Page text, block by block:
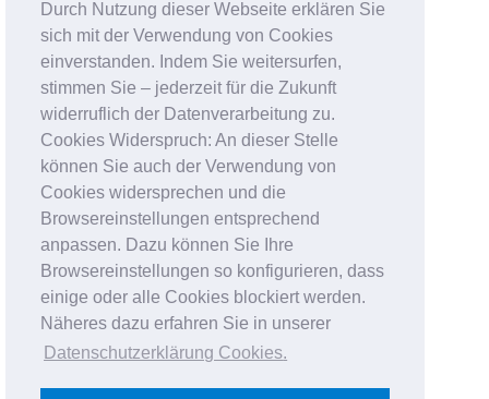
Durch Nutzung dieser Webseite erklären Sie
sich mit der Verwendung von Cookies
einverstanden. Indem Sie weitersurfen,
stimmen Sie – jederzeit für die Zukunft
widerruflich der Datenverarbeitung zu.
Cookies Widerspruch: An dieser Stelle
können Sie auch der Verwendung von
Cookies widersprechen und die
Browsereinstellungen entsprechend
anpassen. Dazu können Sie Ihre
Browsereinstellungen so konfigurieren, dass
einige oder alle Cookies blockiert werden.
Näheres dazu erfahren Sie in unserer
Datenschutzerklärung Cookies.